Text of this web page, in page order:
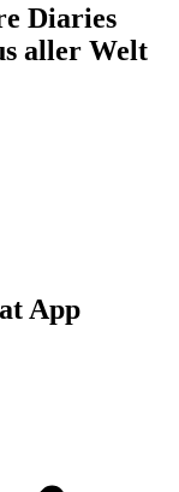
Diaries
aller Welt
App